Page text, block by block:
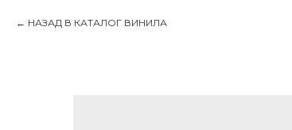
НАЗАД В КАТАЛОГ ВИНИЛА